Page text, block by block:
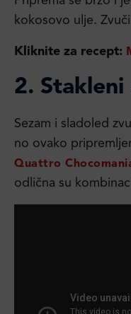
kokosovo ulje.
Kliknite za recept:
2. Stakleni
Sezam i sladoled
no ovako
Quattro
odlična su